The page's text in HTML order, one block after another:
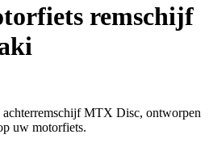
remschijf
MTX Disc, ontworpen
uw motorfiets.